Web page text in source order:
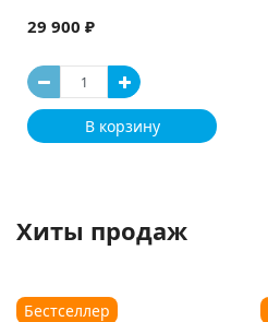
29 900 ₽
В корзину
Хиты продаж
Бестселлер